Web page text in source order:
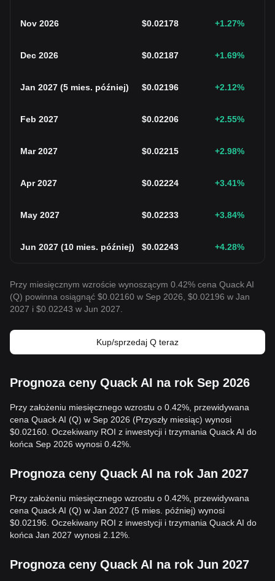
Nov 2026 $0.02178 +1.27%
Dec 2026 $0.02187 +1.69%
Jan 2027 (5 mies. później) $0.02196 +2.12%
Feb 2027 $0.02206 +2.55%
Mar 2027 $0.02215 +2.98%
Apr 2027 $0.02224 +3.41%
May 2027 $0.02233 +3.84%
Jun 2027 (10 mies. później) $0.02243 +4.28%
Przy miesięcznym wzroście wynoszącym 0.42% cena Quack AI
(Q) powinna osiągnąć $0.02160 w Sep 2026, $0.02196 w Jan
2027 i $0.02243 w Jun 2027.
Kup/sprzedaj Q teraz
Prognoza ceny Quack AI na rok Sep 2026
Przy założeniu miesięcznego wzrostu o 0.42%, przewidywana
cena Quack AI (Q) w Sep 2026 (Przyszły miesiąc) wynosi
$0.02160. Oczekiwany ROI z inwestycji i trzymania Quack AI do
końca Sep 2026 wynosi 0.42%.
Prognoza ceny Quack AI na rok Jan 2027
Przy założeniu miesięcznego wzrostu o 0.42%, przewidywana
cena Quack AI (Q) w Jan 2027 (5 mies. później) wynosi
$0.02196. Oczekiwany ROI z inwestycji i trzymania Quack AI do
końca Jan 2027 wynosi 2.12%.
Prognoza ceny Quack AI na rok Jun 2027